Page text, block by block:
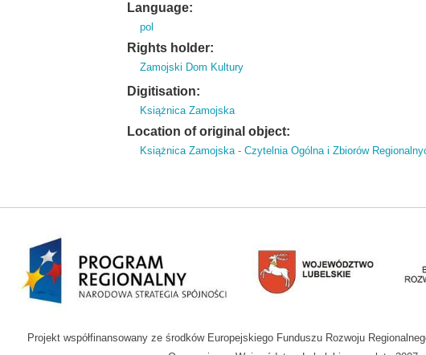
Language:
pol
Rights holder:
Zamojski Dom Kultury
Digitisation:
Książnica Zamojska
Location of original object:
Książnica Zamojska - Czytelnia Ogólna i Zbiorów
Projekt współfinansowany ze środków Europejskiego Funduszu Rozwoju